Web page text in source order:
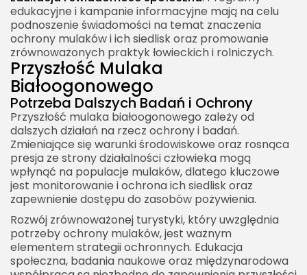
edukacyjne i kampanie informacyjne mają na celu
podnoszenie świadomości na temat znaczenia
ochrony mulaków i ich siedlisk oraz promowanie
zrównoważonych praktyk łowieckich i rolniczych.
Przyszłość Mulaka
Białoogonowego
Potrzeba Dalszych Badań i Ochrony
Przyszłość mulaka białoogonowego zależy od
dalszych działań na rzecz ochrony i badań.
Zmieniające się warunki środowiskowe oraz rosnąca
presja ze strony działalności człowieka mogą
wpłynąć na populacje mulaków, dlatego kluczowe
jest monitorowanie i ochrona ich siedlisk oraz
zapewnienie dostępu do zasobów pożywienia.
Rozwój zrównoważonej turystyki, który uwzględnia
potrzeby ochrony mulaków, jest ważnym
elementem strategii ochronnych. Edukacja
społeczna, badania naukowe oraz międzynarodowa